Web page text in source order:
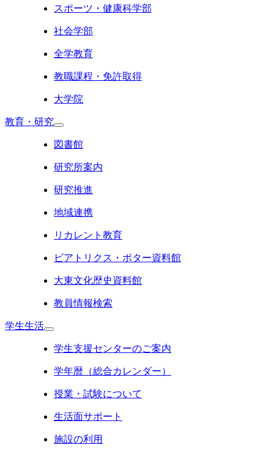
スポーツ・健康科学部
社会学部
全学教育
教職課程・免許取得
大学院
教育・研究
図書館
研究所案内
研究推進
地域連携
リカレント教育
ビアトリクス・ポター資料館
大東文化歴史資料館
教員情報検索
学生生活
学生支援センターのご案内
学年暦（総合カレンダー）
授業・試験について
生活面サポート
施設の利用